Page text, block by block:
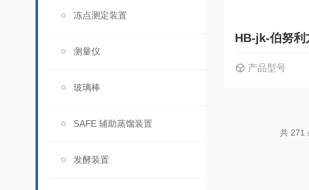
冻点测定装置
测量仪
玻璃棒
SAFE 辅助蒸馏装置
发酵装置
HB-jk-伯努利
产品型号
共 271